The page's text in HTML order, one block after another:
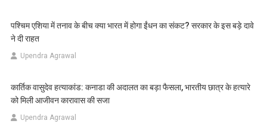
पश्चिम एशिया में तनाव के बीच क्या भारत में होगा ईंधन का संकट? सरकार के इस बड़े दावे
ने दी राहत
Upendra Agrawal
कार्तिक वासुदेव हत्याकांड: कनाडा की अदालत का बड़ा फैसला, भारतीय छात्र के हत्यारे
को मिली आजीवन कारावास की सजा
Upendra Agrawal